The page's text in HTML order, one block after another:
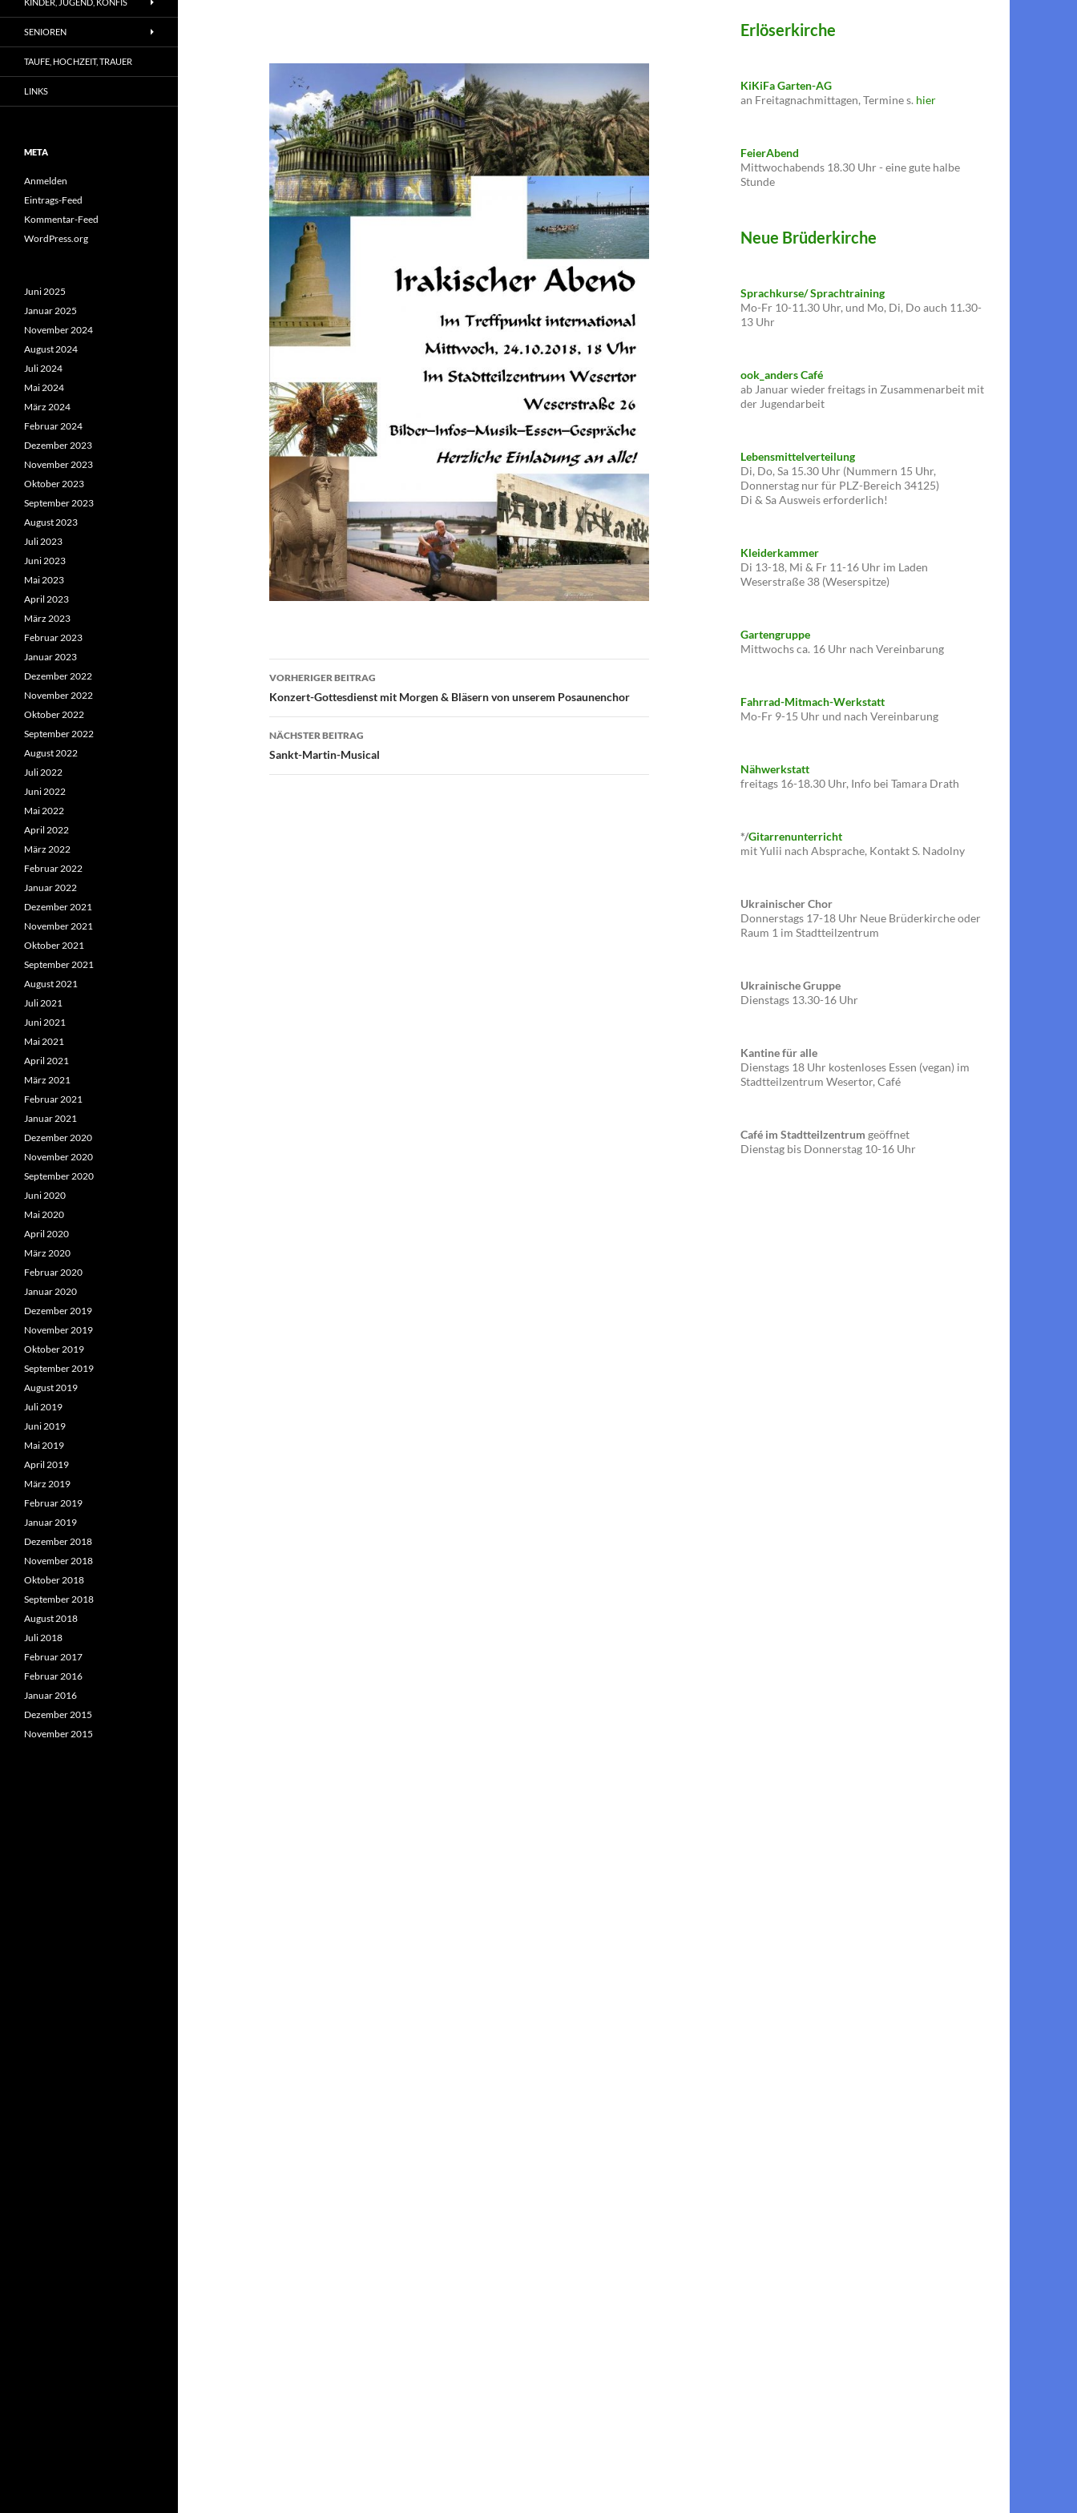
Beitragsnavigation
VORHERIGER BEITRAG
Konzert-Gottesdienst mit Morgen & Bläsern von unserem Posaunenchor
NÄCHSTER BEITRAG
Sankt-Martin-Musical
Erlöserkirche
KiKiFa Garten-AG
an Freitagnachmittagen, Termine s. hier
FeierAbend
Mittwochabends 18.30 Uhr - eine gute halbe
Stunde
Neue Brüderkirche
Sprachkurse/ Sprachtraining
Mo-Fr 10-11.30 Uhr, und Mo, Di, Do auch 11.30-
13 Uhr
ook_anders Café
ab Januar wieder freitags in Zusammenarbeit mit
der Jugendarbeit
Lebensmittelverteilung
Di, Do, Sa 15.30 Uhr (Nummern 15 Uhr,
Donnerstag nur für PLZ-Bereich 34125)
Di & Sa Ausweis erforderlich!
Kleiderkammer
Di 13-18, Mi & Fr 11-16 Uhr im Laden
Weserstraße 38 (Weserspitze)
Gartengruppe
Mittwochs ca. 16 Uhr nach Vereinbarung
Fahrrad-Mitmach-Werkstatt
Mo-Fr 9-15 Uhr und nach Vereinbarung
Nähwerkstatt
freitags 16-18.30 Uhr, Info bei Tamara Drath
*/Gitarrenunterricht
mit Yulii nach Absprache, Kontakt S. Nadolny
Ukrainischer Chor
Donnerstags 17-18 Uhr Neue Brüderkirche oder
Raum 1 im Stadtteilzentrum
Ukrainische Gruppe
Dienstags 13.30-16 Uhr
Kantine für alle
Dienstags 18 Uhr kostenloses Essen (vegan) im
Stadtteilzentrum Wesertor, Café
Café im Stadtteilzentrum geöffnet
Dienstag bis Donnerstag 10-16 Uhr
SENIOREN
TAUFE, HOCHZEIT, TRAUER
LINKS
META
Anmelden
Eintrags-Feed
Kommentar-Feed
WordPress.org
Juni 2025
Januar 2025
November 2024
August 2024
Juli 2024
Mai 2024
März 2024
Februar 2024
Dezember 2023
November 2023
Oktober 2023
September 2023
August 2023
Juli 2023
Juni 2023
Mai 2023
April 2023
März 2023
Februar 2023
Januar 2023
Dezember 2022
November 2022
Oktober 2022
September 2022
August 2022
Juli 2022
Juni 2022
Mai 2022
April 2022
März 2022
Februar 2022
Januar 2022
Dezember 2021
November 2021
Oktober 2021
September 2021
August 2021
Juli 2021
Juni 2021
Mai 2021
April 2021
März 2021
Februar 2021
Januar 2021
Dezember 2020
November 2020
September 2020
Juni 2020
Mai 2020
April 2020
März 2020
Februar 2020
Januar 2020
Dezember 2019
November 2019
Oktober 2019
September 2019
August 2019
Juli 2019
Juni 2019
Mai 2019
April 2019
März 2019
Februar 2019
Januar 2019
Dezember 2018
November 2018
Oktober 2018
September 2018
August 2018
Juli 2018
Februar 2017
Februar 2016
Januar 2016
Dezember 2015
November 2015